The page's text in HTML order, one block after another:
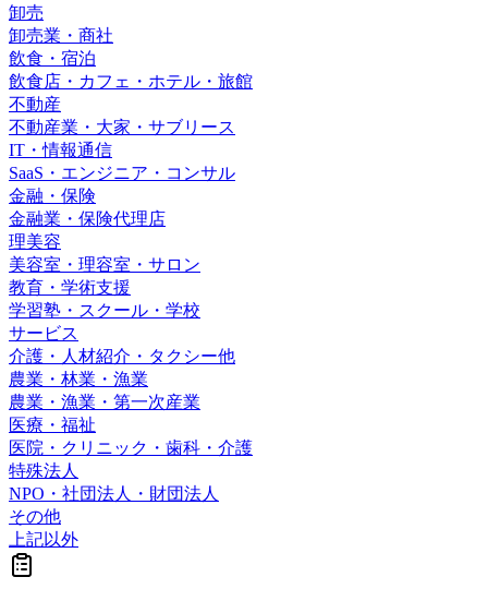
卸売
卸売業・商社
飲食・宿泊
飲食店・カフェ・ホテル・旅館
不動産
不動産業・大家・サブリース
IT・情報通信
SaaS・エンジニア・コンサル
金融・保険
金融業・保険代理店
理美容
美容室・理容室・サロン
教育・学術支援
学習塾・スクール・学校
サービス
介護・人材紹介・タクシー他
農業・林業・漁業
農業・漁業・第一次産業
医療・福祉
医院・クリニック・歯科・介護
特殊法人
NPO・社団法人・財団法人
その他
上記以外